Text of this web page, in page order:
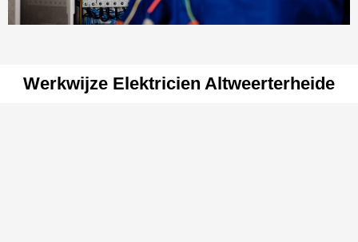
Werkwijze Elektricien Altweerterheide